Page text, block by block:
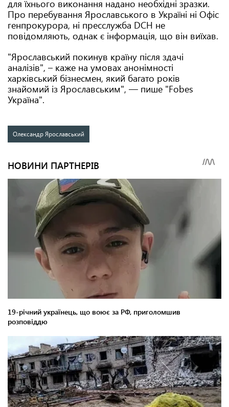
для їхнього виконання надано необхідні зразки.
Про перебування Ярославського в Україні ні Офіс
генпрокурора, ні пресслужба DCH не
повідомляють, однак є інформація, що він виїхав.
"Ярославський покинув країну після здачі
аналізів", – каже на умовах анонімності
харківський бізнесмен, який багато років
знайомий із Ярославським", — пише "Fobes
Україна".
Олександр Ярославський